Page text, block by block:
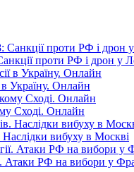
проти РФ і дрон у
в Україну. Онлайн
Сході. Онлайн
Наслідки вибуху в Москві
Атаки РФ на вибори у